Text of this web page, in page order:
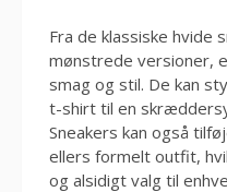
Fra de klassiske hvide
mønstrede versioner,
smag og stil. De kan
t-shirt til en
Sneakers kan også
ellers formelt outfit,
og alsidigt valg til